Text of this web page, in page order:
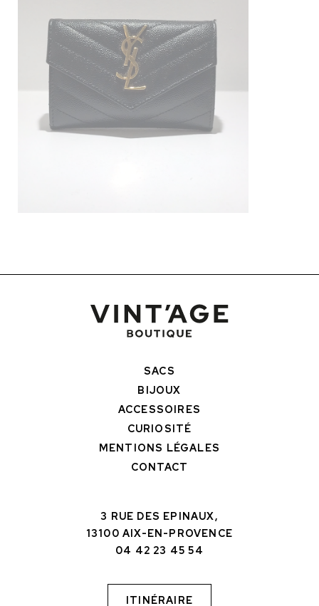
SACS
BIJOUX
ACCESSOIRES
CURIOSITÉ
MENTIONS LÉGALES
CONTACT
3 RUE DES EPINAUX,
13100 AIX-EN-PROVENCE
04 42 23 45 54
ITINÉRAIRE